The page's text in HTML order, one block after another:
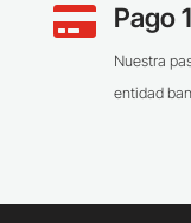
 Pago
Nuestra
entidad